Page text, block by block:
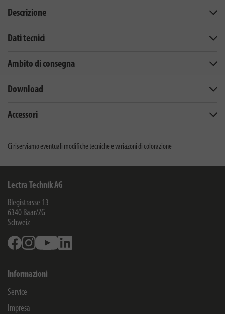
Descrizione
Dati tecnici
Ambito di consegna
Download
Accessori
Ci riserviamo eventuali modifiche tecniche e variazoni di colorazione
Lectra Technik AG
Blegistrasse 13
6340 Baar/ZG
Schweiz
FacebookInstagramYoutube
Informazioni
Service
Impresa